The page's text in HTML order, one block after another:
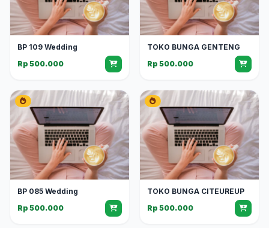
BP 109 Wedding
Rp 500.000
TOKO BUNGA GENTENG
Rp 500.000
BP 085 Wedding
Rp 500.000
TOKO BUNGA CITEUREUP
Rp 500.000